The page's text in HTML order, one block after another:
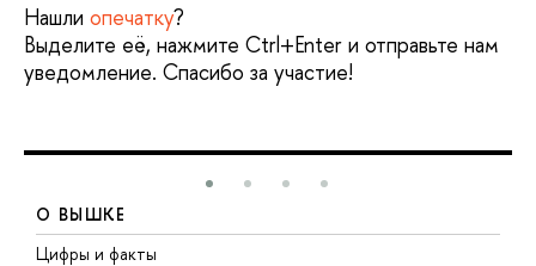
Нашли опечатку?
Выделите её, нажмите Ctrl+Enter и отправьте нам
уведомление. Спасибо за участие!
О ВЫШКЕ
Цифры и факты